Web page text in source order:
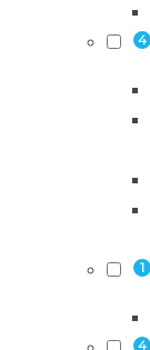
4
1
4